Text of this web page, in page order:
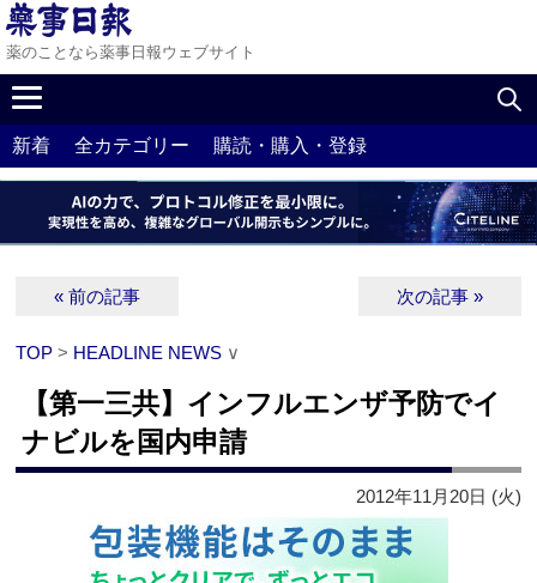
薬のことなら薬事日報ウェブサイト
新着 全カテゴリー 購読・購入・登録
« 前の記事 次の記事 »
TOP > HEADLINE NEWS ∨
【第一三共】インフルエンザ予防でイ
ナビルを国内申請
2012年11月20日 (火)